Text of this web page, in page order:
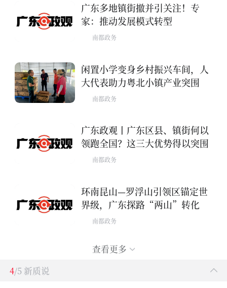
广东多地镇街撤并引关注！专
家：推动发展模式转型
南都政务
闲置小学变身乡村振兴车间，人
大代表助力粤北小镇产业突围
南都政务
广东政观丨广东区县、镇街何以
领跑全国？这三大优势得以突围
南都政务
环南昆山—罗浮山引领区锚定世
界级，广东探路“两山”转化
南都政务
查看更多
4/5 新质说